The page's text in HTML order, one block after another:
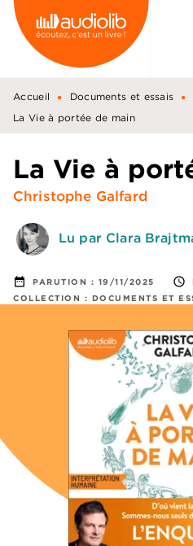
MENU RECHERCHE
PIED DE PAGE
Accueil • Documents et essais •
La Vie à portée de main
La Vie à
Christophe Galfard
Lu par Clara
date_range PARUTION : 19/11/2025 access_time
COLLECTION : DOCUMENTS ET